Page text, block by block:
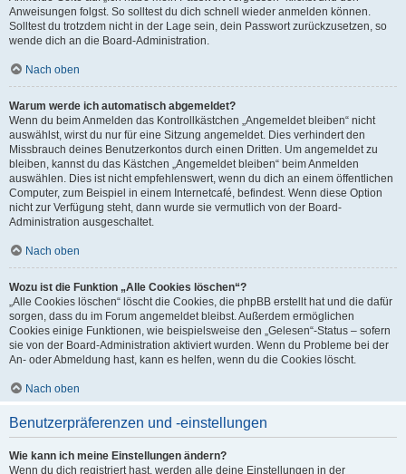
Anweisungen folgst. So solltest du dich schnell wieder anmelden können.
Solltest du trotzdem nicht in der Lage sein, dein Passwort zurückzusetzen, so
wende dich an die Board-Administration.
Nach oben
Warum werde ich automatisch abgemeldet?
Wenn du beim Anmelden das Kontrollkästchen „Angemeldet bleiben“ nicht
auswählst, wirst du nur für eine Sitzung angemeldet. Dies verhindert den
Missbrauch deines Benutzerkontos durch einen Dritten. Um angemeldet zu
bleiben, kannst du das Kästchen „Angemeldet bleiben“ beim Anmelden
auswählen. Dies ist nicht empfehlenswert, wenn du dich an einem öffentlichen
Computer, zum Beispiel in einem Internetcafé, befindest. Wenn diese Option
nicht zur Verfügung steht, dann wurde sie vermutlich von der Board-
Administration ausgeschaltet.
Nach oben
Wozu ist die Funktion „Alle Cookies löschen“?
„Alle Cookies löschen“ löscht die Cookies, die phpBB erstellt hat und die dafür
sorgen, dass du im Forum angemeldet bleibst. Außerdem ermöglichen
Cookies einige Funktionen, wie beispielsweise den „Gelesen“-Status – sofern
sie von der Board-Administration aktiviert wurden. Wenn du Probleme bei der
An- oder Abmeldung hast, kann es helfen, wenn du die Cookies löscht.
Nach oben
Benutzerpräferenzen und -einstellungen
Wie kann ich meine Einstellungen ändern?
Wenn du dich registriert hast, werden alle deine Einstellungen in der